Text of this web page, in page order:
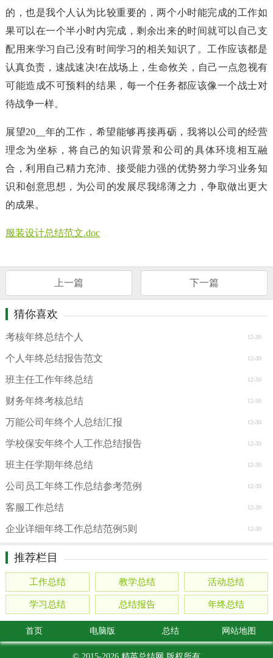
的，也是我个人认为比较重要的，两个小时能完成的工作如
果可以在一个半小时内完成，剩余出来的时间就可以自己支
配用来学习自己没有时间学习的相关知识了。工作应该都是
认真负责，速战速决!在战场上，生命攸关，自己一点忽视有
可能造成不可预料的结果，每一个任务都应该像一个战士对
待战争一样。
展望20__年的工作，希望能够再接再砺，我将以公司的经营
理念为坐标，将自己的知识背景和公司的具体环境相互融
合，利用自己精力充沛、接受能力强的优势努力学习业务知
识和创意思想，为公司的发展尽我绵薄之力，争取做出更大
的成果。
服装设计总结范文.doc
上一篇 下一篇
猜你喜欢
12-30
考核年终总结个人
12-30
个人年终总结报告范文
12-30
班主任工作年终总结
12-30
财务年终考核总结
12-30
万能公司年终个人总结汇报
12-30
学校保安年终个人工作总结报告
12-30
班主任学期年终总结
12-30
公司员工年终工作总结参考范例
12-30
客服工作总结
12-30
企业详细年终工作总结范例5则
推荐栏目
工作总结 教学总结 活动总结
学习总结 总结报告 年终总结
首页 电脑版 总结 网站地图